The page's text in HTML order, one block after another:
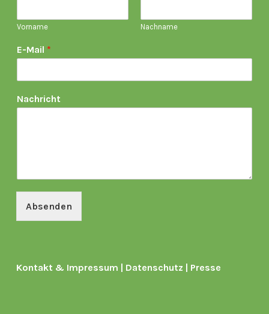
Vorname Nachname
E-Mail *
Nachricht
Absenden
Kontakt & Impressum | Datenschutz | Presse